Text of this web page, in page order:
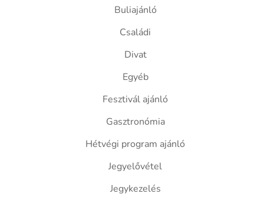
Buliajánló
Családi
Divat
Egyéb
Fesztivál ajánló
Gasztronómia
Hétvégi program ajánló
Jegyelővétel
Jegykezelés